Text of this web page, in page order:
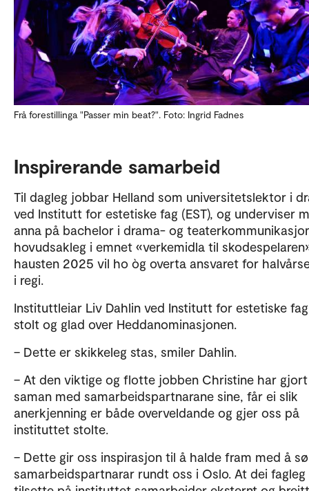
Frå forestillinga "Passer min beat?". Foto: Ingrid Fadnes
Inspirerande samarbeid
Til dagleg jobbar Helland som universitetslektor i
ved Institutt for estetiske fag (EST), og underviser
anna på bachelor i drama- og
hovudsakleg i emnet «verkemidla til
hausten 2025 vil ho òg overta ansvaret for
i regi.
Instituttleiar Liv Dahlin ved Institutt for estetiske
stolt og glad over Heddanominasjonen.
– Dette er skikkeleg stas, smiler Dahlin.
– At den viktige og flotte jobben Christine har gjort
saman med samarbeidspartnarane sine, får ei slik
anerkjenning er både overveldande og gjer oss på
instituttet stolte.
– Dette gir oss inspirasjon til å halde fram med å
samarbeidspartnarar rundt oss i Oslo. At dei fagleg